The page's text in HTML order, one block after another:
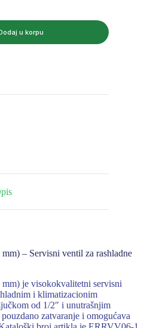
u korpu
– Servisni ventil za rashladne
je visokokvalitetni servisni
i klimatizacionim
od 1/2″ i unutrašnjim
zatvaranje i omogućava